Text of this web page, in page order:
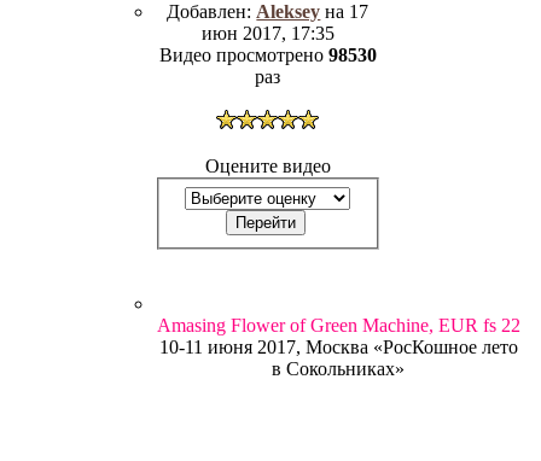
Добавлен: Aleksey на 17
июн 2017, 17:35
Видео просмотрено 98530
раз
Оцените видео
Amasing Flower of Green Machine, EUR fs 22
10-11 июня 2017, Москва «РосКошное лето
в Сокольниках»